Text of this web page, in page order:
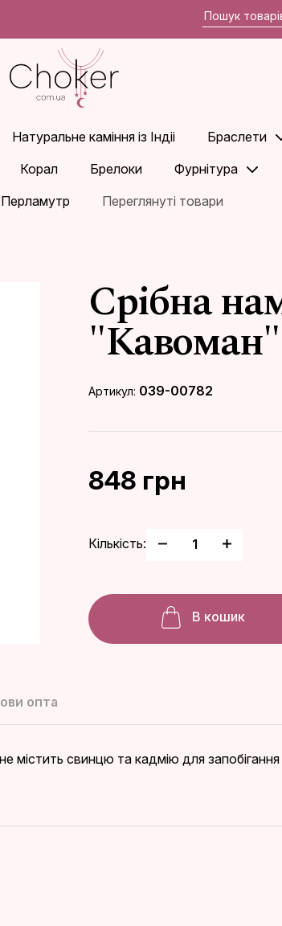
Натуральне каміння із Індіі Браслети
Корал Брелоки Фурнітура
Перламутр Переглянуті товари
Срібна
"Кавоман"
Артикул: 039-00782
848 грн
Кількість:
В кошик
опта
не містить свинцю та кадмію для